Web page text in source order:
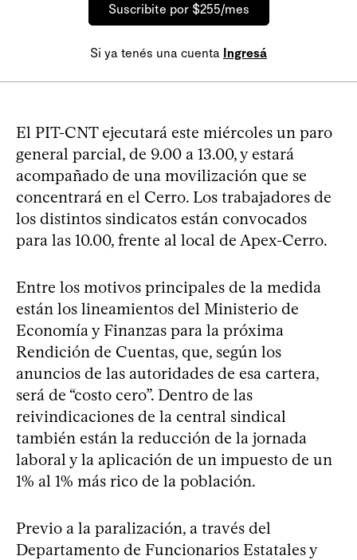
Suscribite por $255/mes
Si ya tenés una cuenta Ingresá
El PIT-CNT ejecutará este miércoles un paro
general parcial, de 9.00 a 13.00, y estará
acompañado de una movilización que se
concentrará en el Cerro. Los trabajadores de
los distintos sindicatos están convocados
para las 10.00, frente al local de Apex-Cerro.
Entre los motivos principales de la medida
están los lineamientos del Ministerio de
Economía y Finanzas para la próxima
Rendición de Cuentas, que, según los
anuncios de las autoridades de esa cartera,
será de “costo cero”. Dentro de las
reivindicaciones de la central sindical
también están la reducción de la jornada
laboral y la aplicación de un impuesto de un
1% al 1% más rico de la población.
Previo a la paralización, a través del
Departamento de Funcionarios Estatales y